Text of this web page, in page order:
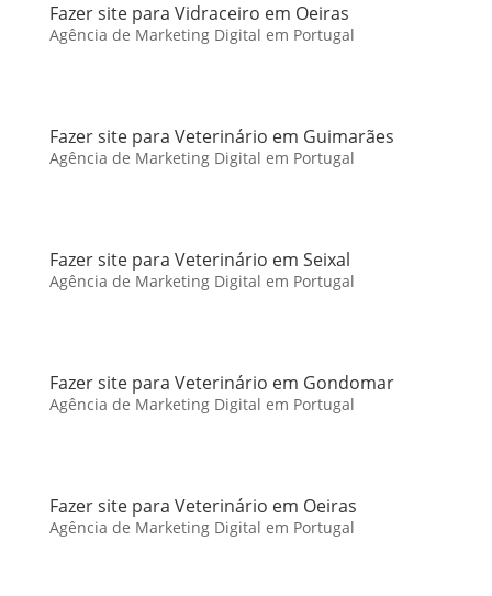
Fazer site para Vidraceiro em Oeiras
Agência de Marketing Digital em Portugal
Fazer site para Veterinário em Guimarães
Agência de Marketing Digital em Portugal
Fazer site para Veterinário em Seixal
Agência de Marketing Digital em Portugal
Fazer site para Veterinário em Gondomar
Agência de Marketing Digital em Portugal
Fazer site para Veterinário em Oeiras
Agência de Marketing Digital em Portugal